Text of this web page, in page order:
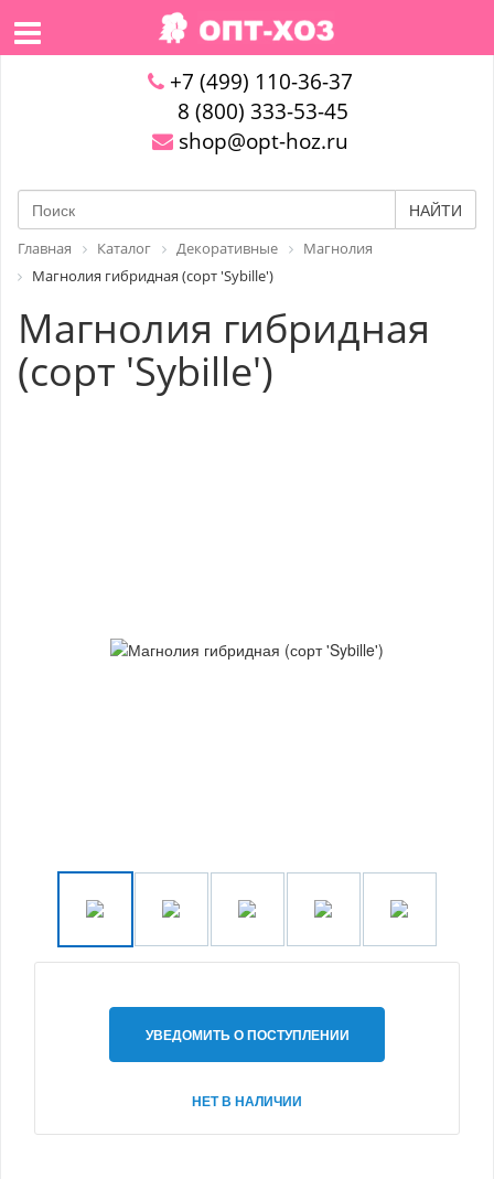
+7 (499) 110-36-37
8 (800) 333-53-45
shop@opt-hoz.ru
НАЙТИ
Главная Каталог Декоративные
Магнолия
Магнолия гибридная (сорт 'Sybille')
Магнолия гибридная
(сорт 'Sybille')
УВЕДОМИТЬ О ПОСТУПЛЕНИИ
НЕТ В НАЛИЧИИ